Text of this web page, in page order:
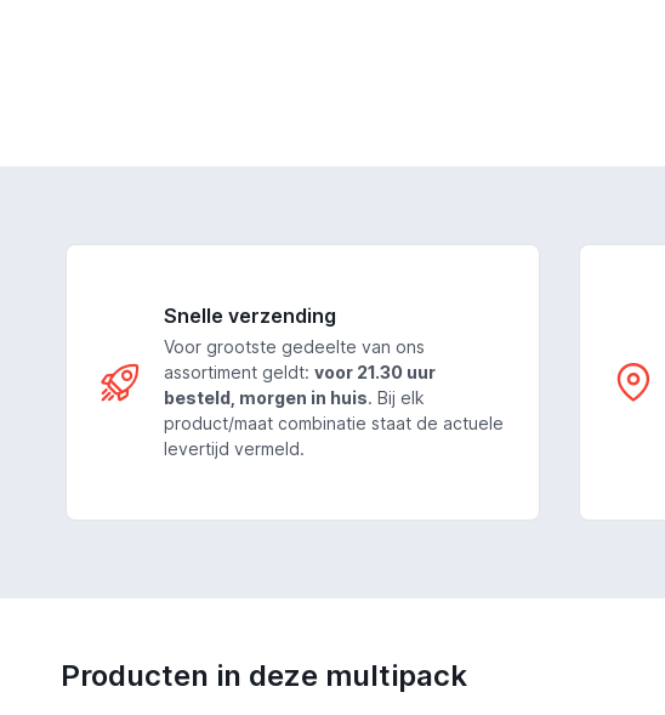
Snelle verzending
Voor grootste gedeelte van ons
assortiment geldt: voor 21.30 uur
besteld, morgen in huis. Bij elk
product/maat combinatie staat de actuele
levertijd vermeld.
Producten in deze multipack